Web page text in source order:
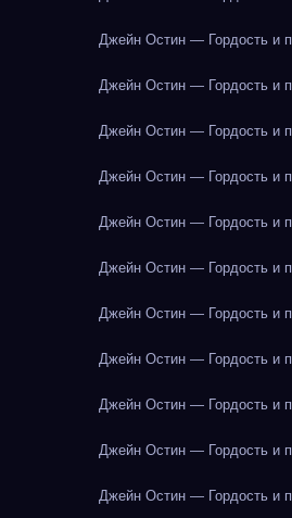
Джейн Остин — Гордость и
Джейн Остин — Гордость и
Джейн Остин — Гордость и
Джейн Остин — Гордость и
Джейн Остин — Гордость и
Джейн Остин — Гордость и
Джейн Остин — Гордость и
Джейн Остин — Гордость и
Джейн Остин — Гордость и
Джейн Остин — Гордость и
Джейн Остин — Гордость и